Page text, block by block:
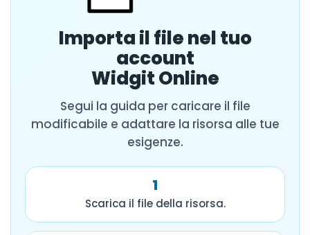
Importa il file nel tuo
account
Widgit Online
Segui la guida per caricare il file
modificabile e adattare la risorsa alle tue
esigenze.
1
Scarica il file della risorsa.